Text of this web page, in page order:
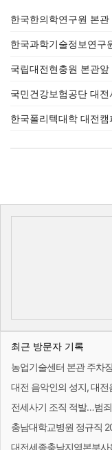
한국한의학연구원 본
한국과학기술정보연구
국립대전현충원 본관
국민건강보험공단 대
한국폴리텍대학 대전
최근 방문자 기록
농업기술센터 본관 주차
대전 음악인의 성지, 대
전세사기 조직 적발…범
충남대학교병원 정규직
대전세종충남지역본부